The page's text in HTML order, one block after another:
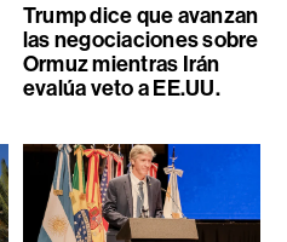
Trump dice que avanzan
las negociaciones sobre
Ormuz mientras Irán
evalúa veto a EE.UU.